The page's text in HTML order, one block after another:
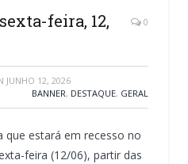
feira, 12,
0
JUNHO 12, 2026
BANNER, DESTAQUE, GERAL
que estará em recesso no
feira (12/06), partir das